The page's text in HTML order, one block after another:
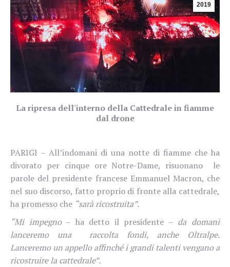
2019
La ripresa dell'interno della Cattedrale in fiamme
dal drone
PARIGI – All’indomani di una notte di fiamme che ha
divorato per cinque ore Notre-Dame, risuonano le
parole del presidente francese Emmanuel Macron, che
nel suo discorso, fatto proprio di fronte alla cattedrale,
ha promesso che “sarà ricostruita”.
“Mi impegno– ha detto il presidente – da domani
lanceremo una
raccolta fondi, anche Oltralpe.
Lanceremo un appello affinché i grandi talenti vengano a
ricostruire la cattedrale”.